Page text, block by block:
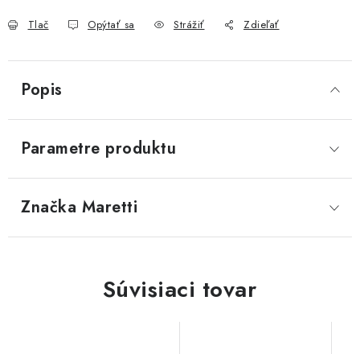
Tlač Opýtať sa Strážiť Zdieľať
Popis
Parametre produktu
Značka Maretti
Súvisiaci tovar